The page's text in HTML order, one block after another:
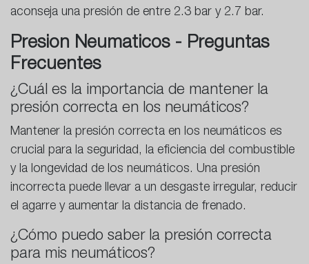
aconseja una presión de entre 2.3 bar y 2.7 bar.
Presion Neumaticos - Preguntas
Frecuentes
¿Cuál es la importancia de mantener la
presión correcta en los neumáticos?
Mantener la presión correcta en los neumáticos es
crucial para la seguridad, la eficiencia del combustible
y la longevidad de los neumáticos. Una presión
incorrecta puede llevar a un desgaste irregular, reducir
el agarre y aumentar la distancia de frenado.
¿Cómo puedo saber la presión correcta
para mis neumáticos?